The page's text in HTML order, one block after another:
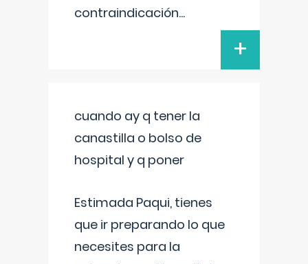
contraindicación...
+
cuando ay q tener la
canastilla o bolso de
hospital y q poner
Estimada Paqui, tienes
que ir preparando lo que
necesites para la